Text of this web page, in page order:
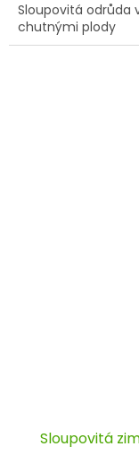
Sloupovitá odrůda
chutnými plody
Sloupovitá